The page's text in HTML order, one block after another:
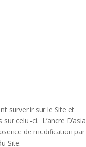
survenir sur le Site et
celui-ci. L’ancre
de modification par
Site.